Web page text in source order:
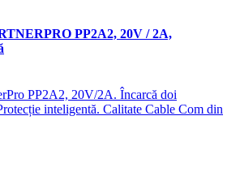
PP2A2, 20V / 2A,
PP2A2, 20V/2A. Încarcă doi
inteligentă. Calitate Cable Com din